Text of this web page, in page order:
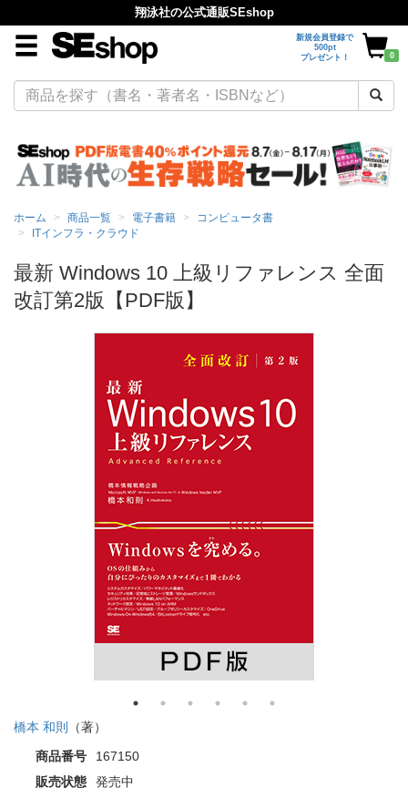
翔泳社の公式通販SEshop
新規会員登録で
500pt
プレゼント！
0
ホーム 商品一覧 電子書籍
コンピュータ書
ITインフラ・クラウド
最新 Windows 10 上級リファレンス 全面
改訂第2版【PDF版】
橋本 和則
（著）
商品番号
167150
販売状態
発売中